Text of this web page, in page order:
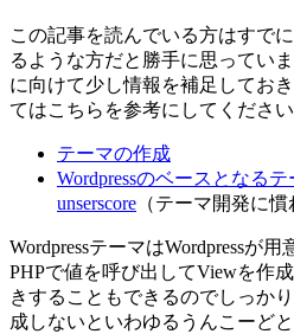
この記事を読んでいる方はすで
るような方だと勝手に思ってい
に向けて少し情報を補足してお
てはこちらを参考にしてください
テーマの作成
Wordpressのベースとなるテ
unserscore （テーマ開発に
WordpressテーマはWordpressが
PHPで値を呼び出してViewを作
きすることもできるのでしっか
成しないといわゆるうんこーど